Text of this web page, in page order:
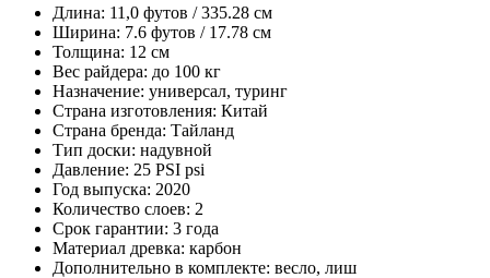
Длина: 11,0 футов / 335.28 см
Ширина: 7.6 футов / 17.78 см
Толщина: 12 см
Вес райдера: до 100 кг
Назначение: универсал, туринг
Страна изготовления: Китай
Страна бренда: Тайланд
Тип доски: надувной
Давление: 25 PSI psi
Год выпуска: 2020
Количество слоев: 2
Срок гарантии: 3 года
Материал древка: карбон
Дополнительно в комплекте: весло, лиш